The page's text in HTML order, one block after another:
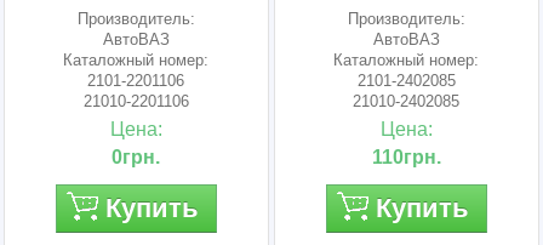
Производитель:
АвтоВАЗ
Каталожный номер:
2101-2201106
21010-2201106
21010-2201106-01
Цена:
0грн.
Купить
Производитель:
АвтоВАЗ
Каталожный номер:
2101-2402085
21010-2402085
210102402085
Цена:
110грн.
Купить